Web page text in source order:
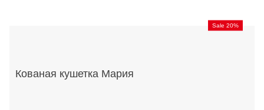
Sale 20%
Кованая кушетка Мария